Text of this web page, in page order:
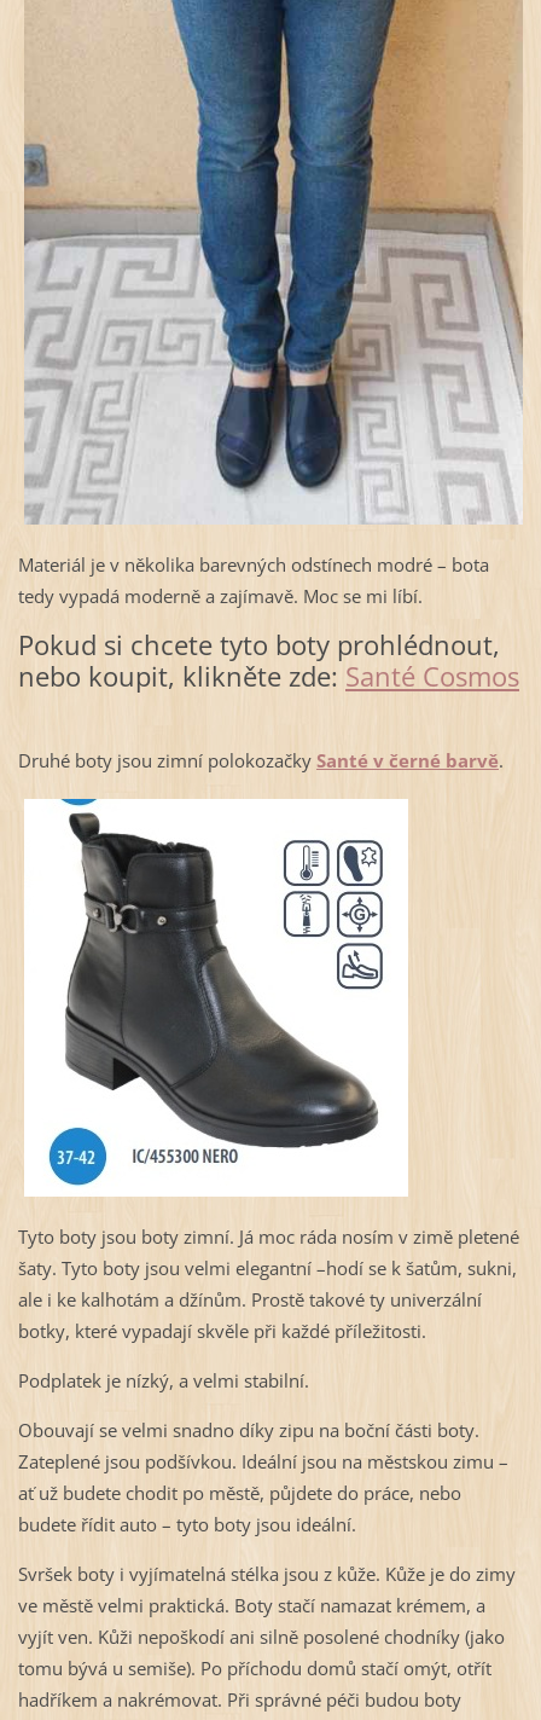
Materiál je v několika barevných odstínech modré – bota
tedy vypadá moderně a zajímavě. Moc se mi líbí.
Pokud si chcete tyto boty prohlédnout,
nebo koupit, klikněte zde: Santé Cosmos
Druhé boty jsou zimní polokozačky Santé v černé barvě.
Tyto boty jsou boty zimní. Já moc ráda nosím v zimě pletené
šaty. Tyto boty jsou velmi elegantní –hodí se k šatům, sukni,
ale i ke kalhotám a džínům. Prostě takové ty univerzální
botky, které vypadají skvěle při každé příležitosti.
Podplatek je nízký, a velmi stabilní.
Obouvají se velmi snadno díky zipu na boční části boty.
Zateplené jsou podšívkou. Ideální jsou na městskou zimu –
ať už budete chodit po městě, půjdete do práce, nebo
budete řídit auto – tyto boty jsou ideální.
Svršek boty i vyjímatelná stélka jsou z kůže. Kůže je do zimy
ve městě velmi praktická. Boty stačí namazat krémem, a
vyjít ven. Kůži nepoškodí ani silně posolené chodníky (jako
tomu bývá u semiše). Po příchodu domů stačí omýt, otřít
hadříkem a nakrémovat. Při správné péči budou boty